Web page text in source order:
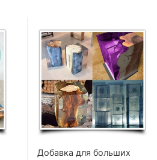
Добавка для больших